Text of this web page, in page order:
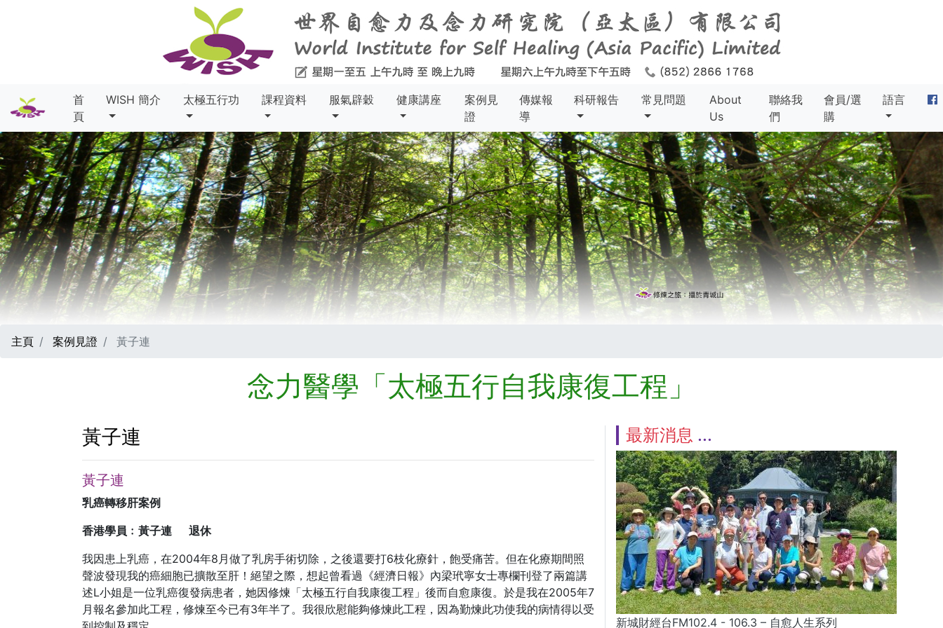
首
頁
WISH 簡介 太極五行功 課程資料 服氣辟穀 健康講座
案例見
證
傳媒報
導
科研報告 常見問題
About
Us
聯絡我
們
會員/選
購
語言
主頁 案例見證 黃子連
念力醫學「太極五行自我康復工程」
黃子連
黃子連
乳癌轉移肝案例
香港學員﹕黃子連 退休
我因患上乳癌，在2004年8月做了乳房手術切除，之後還要打6枝化療針，飽受痛苦。但在化療期間照
聲波發現我的癌細胞已擴散至肝！絕望之際，想起曾看過《經濟日報》內梁玳寧女士專欄刊登了兩篇講
述L小姐是一位乳癌復發病患者，她因修煉「太極五行自我康復工程」後而自愈康復。於是我在2005年7
月報名參加此工程，修煉至今已有3年半了。我很欣慰能夠修煉此工程，因為勤煉此功使我的病情得以受
最新消息
新城財經台FM102.4 - 106.3 – 自愈人生系列